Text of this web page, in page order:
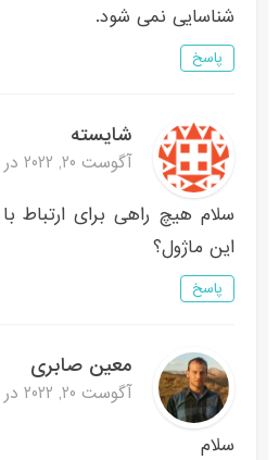
شناسایی نمی شود.
پاسخ
شایسته
آگوست 20, 2022 در 12:05 ق.ظ
سلام هیچ راهی برای ارتباط
این ماژول؟
پاسخ
معین صابری
آگوست 20, 2022 در 10:48 ق.ظ
سلام